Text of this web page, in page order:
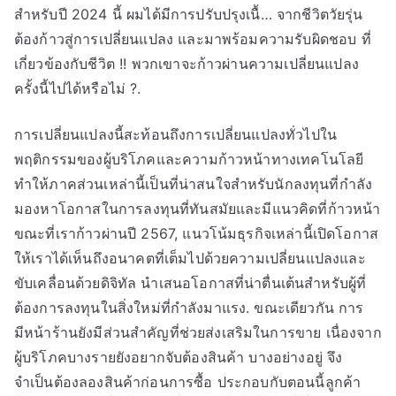
สำหรับปี 2024 นี้ ผมได้มีการปรับปรุงเนื้… จากชีวิตวัยรุ่น
ต้องก้าวสู่การเปลี่ยนแปลง และมาพร้อมความรับผิดชอบ ที่
เกี่ยวข้องกับชีวิต !! พวกเขาจะก้าวผ่านความเปลี่ยนแปลง
ครั้งนี้ไปได้หรือไม่ ?.
การเปลี่ยนแปลงนี้สะท้อนถึงการเปลี่ยนแปลงทั่วไปใน
พฤติกรรมของผู้บริโภคและความก้าวหน้าทางเทคโนโลยี
ทำให้ภาคส่วนเหล่านี้เป็นที่น่าสนใจสำหรับนักลงทุนที่กำลัง
มองหาโอกาสในการลงทุนที่ทันสมัยและมีแนวคิดที่ก้าวหน้า
ขณะที่เราก้าวผ่านปี 2567, แนวโน้มธุรกิจเหล่านี้เปิดโอกาส
ให้เราได้เห็นถึงอนาคตที่เต็มไปด้วยความเปลี่ยนแปลงและ
ขับเคลื่อนด้วยดิจิทัล นำเสนอโอกาสที่น่าตื่นเต้นสำหรับผู้ที่
ต้องการลงทุนในสิ่งใหม่ที่กำลังมาแรง. ขณะเดียวกัน การ
มีหน้าร้านยังมีส่วนสำคัญที่ช่วยส่งเสริมในการขาย เนื่องจาก
ผู้บริโภคบางรายยังอยากจับต้องสินค้า บางอย่างอยู่ จึง
จำเป็นต้องลองสินค้าก่อนการซื้อ ประกอบกับตอนนี้ลูกค้า